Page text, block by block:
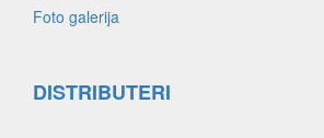
Foto galerija
DISTRIBUTERI